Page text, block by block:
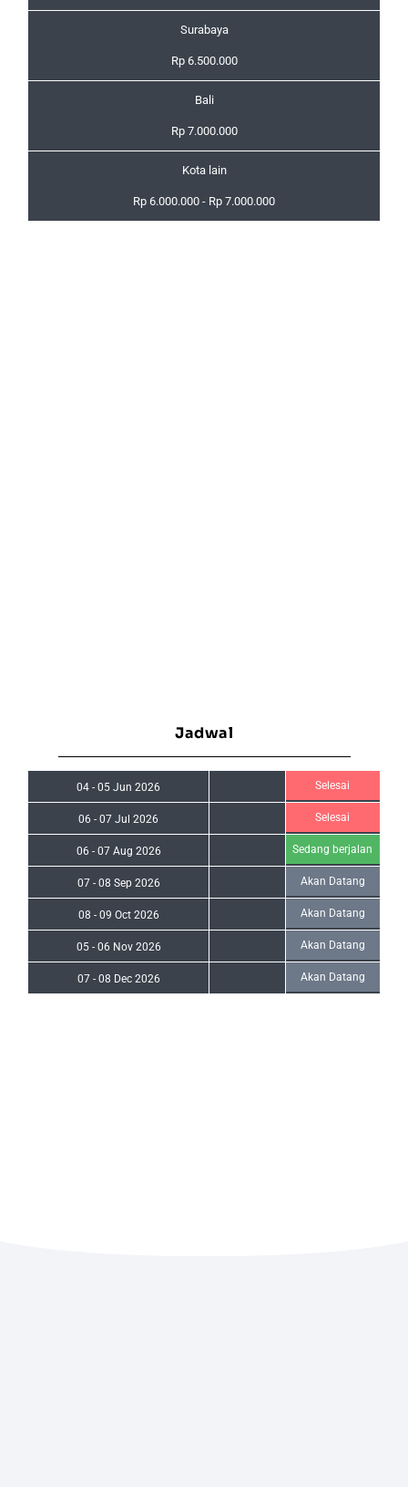
Surabaya
Rp 6.500.000
Bali
Rp 7.000.000
Kota lain
Rp 6.000.000 - Rp 7.000.000
Jadwal
04 -05 Jun 2026 Selesai
06 -07 Jul 2026 Selesai
06 - 07 Aug 2026 Sedang berjalan
07 - 08 Sep 2026 Akan Datang
08 - 09 Oct 2026 Akan Datang
05 - 06 Nov 2026 Akan Datang
07 - 08 Dec 2026 Akan Datang